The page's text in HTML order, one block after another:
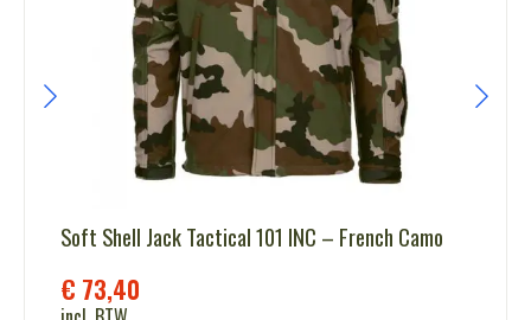
Soft Shell Jack Tactical 101 INC – French Camo
€ 73,40